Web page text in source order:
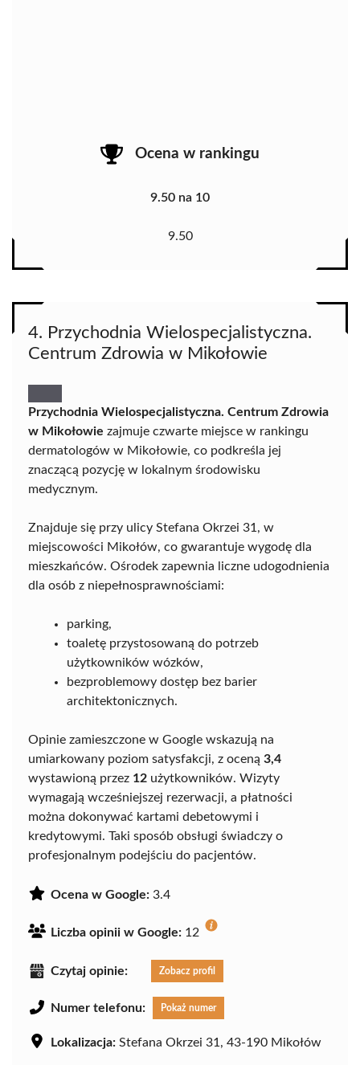
Ocena w rankingu
9.50 na 10
9.50
4. Przychodnia Wielospecjalistyczna.
Centrum Zdrowia w Mikołowie
Przychodnia Wielospecjalistyczna. Centrum Zdrowia
w Mikołowie zajmuje czwarte miejsce w rankingu
dermatologów w Mikołowie, co podkreśla jej
znaczącą pozycję w lokalnym środowisku
medycznym.
Znajduje się przy ulicy Stefana Okrzei 31, w
miejscowości Mikołów, co gwarantuje wygodę dla
mieszkańców. Ośrodek zapewnia liczne udogodnienia
dla osób z niepełnosprawnościami:
parking,
toaletę przystosowaną do potrzeb
użytkowników wózków,
bezproblemowy dostęp bez barier
architektonicznych.
Opinie zamieszczone w Google wskazują na
umiarkowany poziom satysfakcji, z oceną 3,4
wystawioną przez 12 użytkowników. Wizyty
wymagają wcześniejszej rezerwacji, a płatności
można dokonywać kartami debetowymi i
kredytowymi. Taki sposób obsługi świadczy o
profesjonalnym podejściu do pacjentów.
Ocena w Google: 3.4
Liczba opinii w Google: 12
Czytaj opinie: Zobacz profil
Numer telefonu: Pokaż numer
Lokalizacja: Stefana Okrzei 31, 43-190 Mikołów